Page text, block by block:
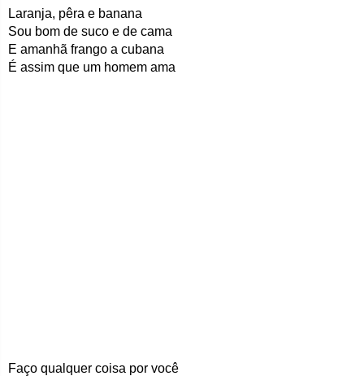
Laranja, pêra e banana
Sou bom de suco e de cama
E amanhã frango a cubana
É assim que um homem ama
Faço qualquer coisa por você